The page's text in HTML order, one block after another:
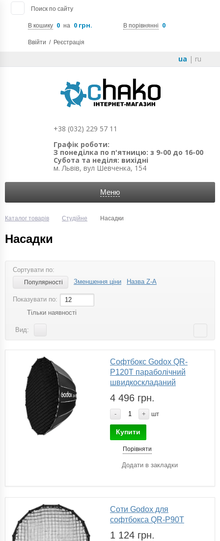
Поиск по сайту
В кошику 0 на 0 грн. В порівнянні 0
Ввійти / Реєстрація
ua | ru
+38 (032) 229 57 11
Графік роботи:
З понеділка по п'ятницю: з 9-00 до 16-00
Субота та неділя: вихідні
м. Львів, вул Шевченка, 154
Меню
Каталог товарів Студійне Насадки
Насадки
Сортувати по:
Популярності Зменшення ціни Назва Z-A
Показувати по:
12
Тільки наявності
Вид:
Софтбокс Godox QR-
P120T параболічний
швидкоскладаний
4 496 грн.
- + шт
Купити
Порівняти
Додати в закладки
Соти Godox для
софтбокса QR-P90T
1 124 грн.